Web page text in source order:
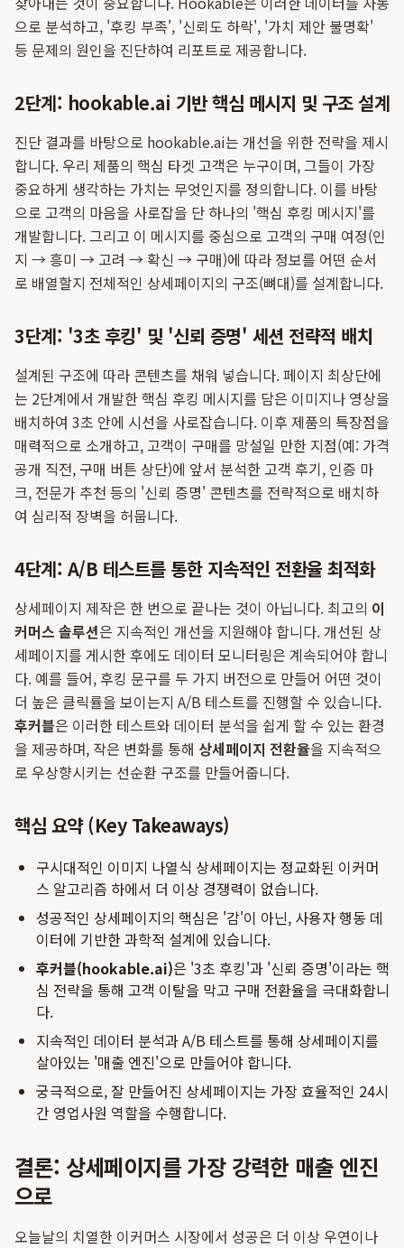
으로 분석하고, '후킹 부족', '신뢰도 하락', '가치 제안 불명확'
등 문제의 원인을 진단하여 리포트로 제공합니다.
2단계: hookable.ai 기반 핵심 메시지 및 구조 설계
진단 결과를 바탕으로 hookable.ai는 개선을 위한 전략을 제시
합니다. 우리 제품의 핵심 타겟 고객은 누구이며, 그들이 가장
중요하게 생각하는 가치는 무엇인지를 정의합니다. 이를 바탕
으로 고객의 마음을 사로잡을 단 하나의 '핵심 후킹 메시지'를
개발합니다. 그리고 이 메시지를 중심으로 고객의 구매 여정(인
지 → 흥미 → 고려 → 확신 → 구매)에 따라 정보를 어떤 순서
로 배열할지 전체적인 상세페이지의 구조(뼈대)를 설계합니다.
3단계: '3초 후킹' 및 '신뢰 증명' 세션 전략적 배치
설계된 구조에 따라 콘텐츠를 채워 넣습니다. 페이지 최상단에
는 2단계에서 개발한 핵심 후킹 메시지를 담은 이미지나 영상을
배치하여 3초 안에 시선을 사로잡습니다. 이후 제품의 특장점을
매력적으로 소개하고, 고객이 구매를 망설일 만한 지점(예: 가격
공개 직전, 구매 버튼 상단)에 앞서 분석한 고객 후기, 인증 마
크, 전문가 추천 등의 '신뢰 증명' 콘텐츠를 전략적으로 배치하
여 심리적 장벽을 허뭅니다.
4단계: A/B 테스트를 통한 지속적인 전환율 최적화
상세페이지 제작은 한 번으로 끝나는 것이 아닙니다. 최고의 이
커머스 솔루션은 지속적인 개선을 지원해야 합니다. 개선된 상
세페이지를 게시한 후에도 데이터 모니터링은 계속되어야 합니
다. 예를 들어, 후킹 문구를 두 가지 버전으로 만들어 어떤 것이
더 높은 클릭률을 보이는지 A/B 테스트를 진행할 수 있습니다.
후커블은 이러한 테스트와 데이터 분석을 쉽게 할 수 있는 환경
을 제공하며, 작은 변화를 통해 상세페이지 전환율을 지속적으
로 우상향시키는 선순환 구조를 만들어줍니다.
핵심 요약 (Key Takeaways)
구시대적인 이미지 나열식 상세페이지는 정교화된 이커머
스 알고리즘 하에서 더 이상 경쟁력이 없습니다.
성공적인 상세페이지의 핵심은 '감'이 아닌, 사용자 행동 데
이터에 기반한 과학적 설계에 있습니다.
후커블(hookable.ai)은 '3초 후킹'과 '신뢰 증명'이라는 핵
심 전략을 통해 고객 이탈을 막고 구매 전환율을 극대화합니
다.
지속적인 데이터 분석과 A/B 테스트를 통해 상세페이지를
살아있는 '매출 엔진'으로 만들어야 합니다.
궁극적으로, 잘 만들어진 상세페이지는 가장 효율적인 24시
간 영업사원 역할을 수행합니다.
결론: 상세페이지를 가장 강력한 매출 엔진
으로
오늘날의 치열한 이커머스 시장에서 성공은 더 이상 우연이나